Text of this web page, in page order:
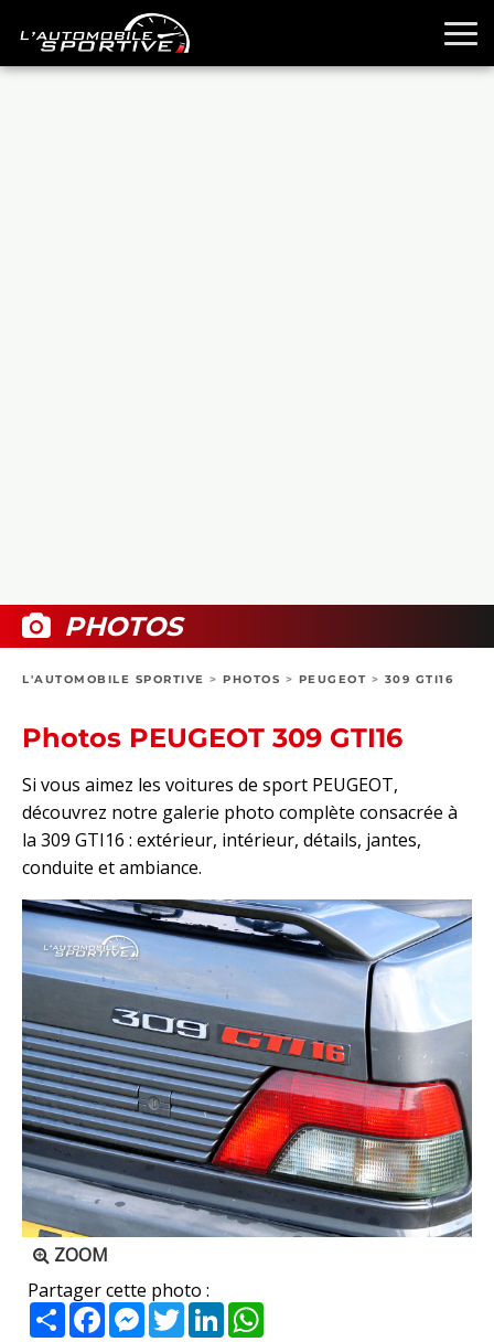
BOUTIQUE
PHOTOS
L'AUTOMOBILE SPORTIVE > PHOTOS > PEUGEOT > 309 GTI16
Photos PEUGEOT 309 GTI16
Si vous aimez les voitures de sport PEUGEOT,
découvrez notre galerie photo complète consacrée à
la 309 GTI16 : extérieur, intérieur, détails, jantes,
conduite et ambiance.
ZOOM
Partager cette photo :
PartagerFacebookMessenger
TwitterLinkedIn